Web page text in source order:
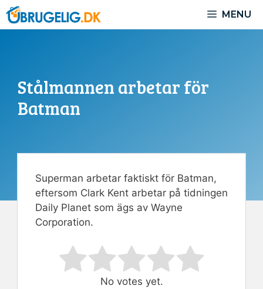
Hoppa
till
MENU
Stålmannen arbetar för
Batman
Superman arbetar faktiskt för Batman,
eftersom Clark Kent arbetar på tidningen
Daily Planet som ägs av Wayne
Corporation.
Rate this item:
Submit Rating
No votes yet.